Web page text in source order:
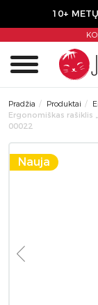
10+
Pradžia Produktai
Ergonomiškas rašiklis
00022
Nauja